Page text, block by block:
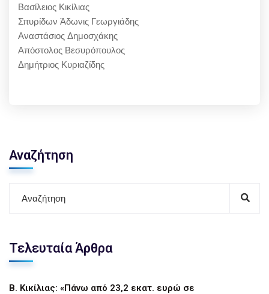
Βασίλειος Κικίλιας
Σπυρίδων Άδωνις Γεωργιάδης
Αναστάσιος Δημοσχάκης
Απόστολος Βεσυρόπουλος
Δημήτριος Κυριαζίδης
Αναζήτηση
Τελευταία Άρθρα
Β. Κικίλιας: «Πάνω από 23,2 εκατ. ευρώ σε